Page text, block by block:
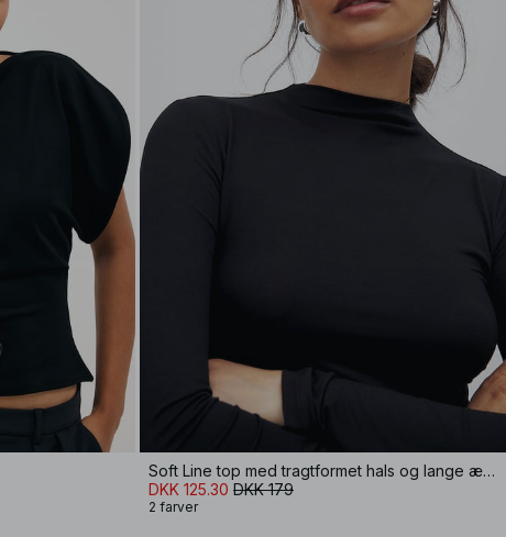
Soft Line top med tragtformet hals og lange ærmer
DKK 125.30 DKK 179
2 farver